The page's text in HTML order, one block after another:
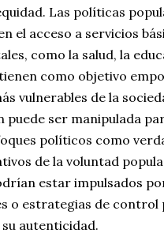
Las políticas
el acceso a servicios
como la salud, la
como objetivo
vulnerables de la
puede ser manipulada
políticos como
de la voluntad
estar impulsados
o estrategias de control
autenticidad.